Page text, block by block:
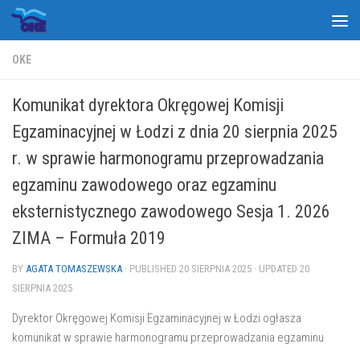
Skip to content
OKE
Komunikat dyrektora Okręgowej Komisji
Egzaminacyjnej w Łodzi z dnia 20 sierpnia 2025
r. w sprawie harmonogramu przeprowadzania
egzaminu zawodowego oraz egzaminu
eksternistycznego zawodowego Sesja 1. 2026
ZIMA – Formuła 2019
BY AGATA TOMASZEWSKA · PUBLISHED 20 SIERPNIA 2025 · UPDATED 20
SIERPNIA 2025
Dyrektor Okręgowej Komisji Egzaminacyjnej w Łodzi ogłasza
komunikat w sprawie harmonogramu przeprowadzania egzaminu